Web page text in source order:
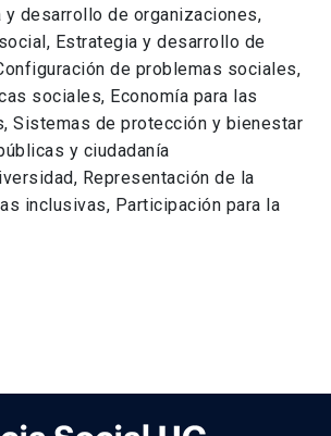
y desarrollo de organizaciones,
Estrategia y desarrollo de
de problemas sociales,
sociales, Economía para las
Sistemas de protección y bienestar
y ciudadanía
Representación de la
inclusivas, Participación para la